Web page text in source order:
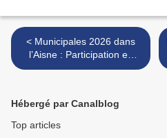
< Municipales 2026 dans
l’Aisne : Participation en
hausse et plusieurs maires
Hébergé par Canalblog
Top articles